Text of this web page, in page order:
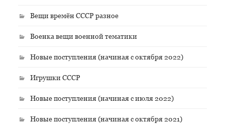
Вещи времён СССР разное
Военка вещи военной тематики
Новые поступления (начиная с октября 2022)
Игрушки СССР
Новые поступления (начиная с июля 2022)
Новые поступления (начиная с октября 2021)